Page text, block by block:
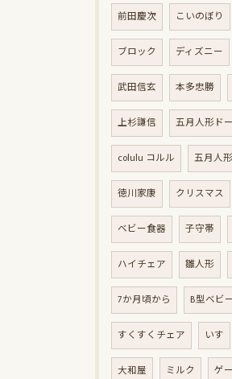
前田慶次 こいのぼり
ブロック ディズニー
武田信玄 本多忠勝
上杉謙信 五月人形ド
colulu コルル 五月人
徳川家康 クリスマス
ベビー食器 子守帯
ハイチェア 雛人形
7か月頃から B型ベビ
すくすくチェア いす
大和屋 ミルク ゲ